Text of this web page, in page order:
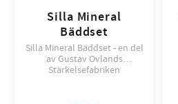
Silla Mineral
Bäddset
Silla Mineral Bäddset - en del
av Gustav Ovlands
Stärkelsefabriken